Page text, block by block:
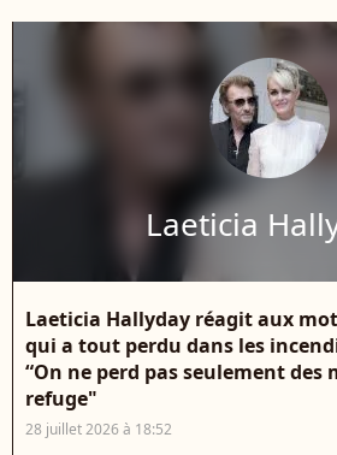
Laeticia
Laeticia Hallyday réagit aux
qui a tout perdu dans les
“On ne perd pas seulement des
refuge"
28 juillet 2026 à 18:52